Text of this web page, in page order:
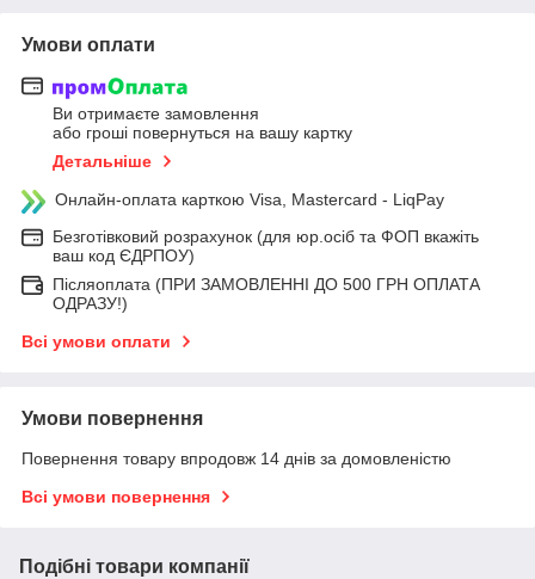
Умови оплати
Ви отримаєте замовлення
або гроші повернуться на вашу картку
Детальніше
Онлайн-оплата карткою Visa, Mastercard - LiqPay
Безготівковий розрахунок (для юр.осіб та ФОП вкажіть
ваш код ЄДРПОУ)
Післяоплата (ПРИ ЗАМОВЛЕННІ ДО 500 ГРН ОПЛАТА
ОДРАЗУ!)
Всі умови оплати
Умови повернення
Повернення товару впродовж 14 днів за домовленістю
Всі умови повернення
Подібні товари компанії